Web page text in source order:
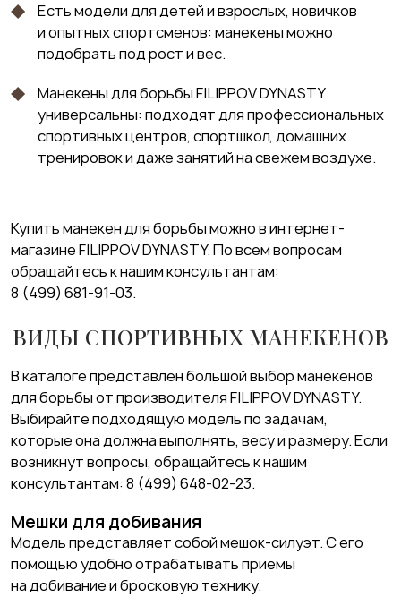
Есть модели для детей и взрослых, новичков
и опытных спортсменов: манекены можно
подобрать под рост и вес.
Манекены для борьбы FILIPPOV DYNASTY
универсальны: подходят для профессиональных
спортивных центров, спортшкол, домашних
тренировок и даже занятий на свежем воздухе.
Купить манекен для борьбы можно в интернет-
магазине FILIPPOV DYNASTY. По всем вопросам
обращайтесь к нашим консультантам:
8 (499) 681-91-03.
ВИДЫ СПОРТИВНЫХ МАНЕКЕНОВ
В каталоге представлен большой выбор манекенов
для борьбы от производителя FILIPPOV DYNASTY.
Выбирайте подходящую модель по задачам,
которые она должна выполнять, весу и размеру. Если
возникнут вопросы, обращайтесь к нашим
консультантам: 8 (499) 648-02-23.
Мешки для добивания
Модель представляет собой мешок-силуэт. С его
помощью удобно отрабатывать приемы
на добивание и бросковую технику.